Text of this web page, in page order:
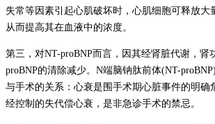
失常等因素引起心肌破坏时，心肌细胞可释放大
从而提高其在血液中的浓度。
第三，对NT-proBNP而言，因其经肾脏代谢，肾
proBNP的清除减少。N端脑钠肽前体(NT-
与手术的关系：心衰是围手术期心脏事件的明确
经控制的失代偿心衰，是非急诊手术的禁忌。